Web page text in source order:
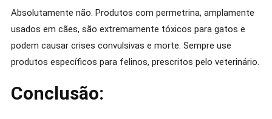
Absolutamente não. Produtos com permetrina, amplamente
usados em cães, são extremamente tóxicos para gatos e
podem causar crises convulsivas e morte. Sempre use
produtos específicos para felinos, prescritos pelo veterinário.
Conclusão: